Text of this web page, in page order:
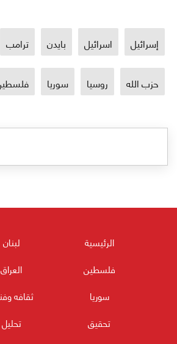
إسرائيل اسرائيل بايدن ترامب
حزب الله روسيا سوريا
الرئيسية
لبنان
فلسطين
العراق
سوريا
ثقافه
تحقيق
تحليل